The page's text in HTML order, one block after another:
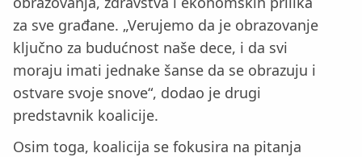
za sve građane. „Verujemo da je obrazovanje
ključno za budućnost naše dece, i da svi
moraju imati jednake šanse da se obrazuju i
ostvare svoje snove“, dodao je drugi
predstavnik koalicije.
Osim toga, koalicija se fokusira na pitanja